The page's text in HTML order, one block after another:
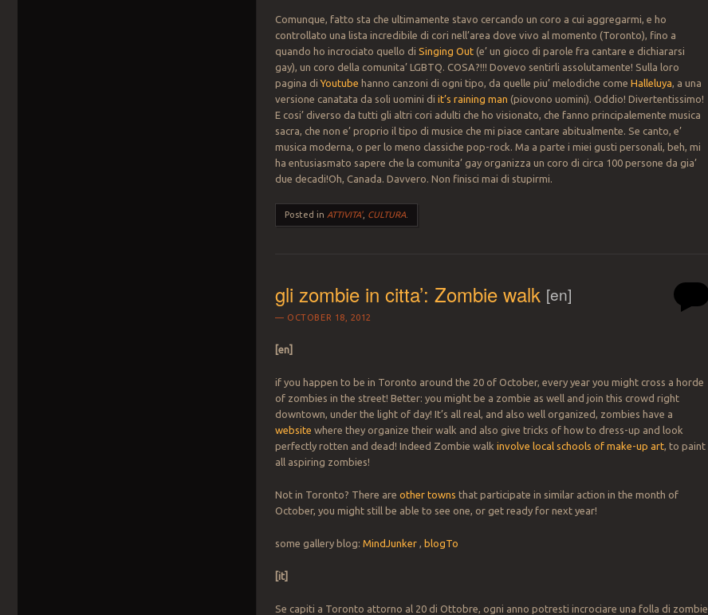
Comunque, fatto sta che ultimamente stavo cercando un coro a cui aggregarmi, e ho
controllato una lista incredibile di cori nell’area dove vivo al momento (Toronto), fino a
quando ho incrociato quello diSinging Out (e’ un gioco di parole fra cantare e dichiararsi
gay), un coro della comunita’ LGBTQ. COSA?!!! Dovevo sentirli assolutamente! Sulla loro
pagina diYoutube hanno canzoni di ogni tipo, da quelle piu’ melodiche comeHalleluya, a una
versione canatata da soli uomini diit’s raining man (piovono uomini). Oddio! Divertentissimo!
E cosi’ diverso da tutti gli altri cori adulti che ho visionato, che fanno principalemente musica
sacra, che non e’ proprio il tipo di musice che mi piace cantare abitualmente. Se canto, e’
musica moderna, o per lo meno classiche pop-rock. Ma a parte i miei gusti personali, beh, mi
ha entusiasmato sapere che la comunita’ gay organizza un coro di circa 100 persone da gia’
due decadi!Oh, Canada. Davvero. Non finisci mai di stupirmi.
Posted in ATTIVITA', CULTURA
gli zombie in citta’: Zombie walk [en]
OCTOBER 18, 2012
[en]
if you happen to be in Toronto around the 20 of October, every year you might cross a horde
of zombies in the street! Better: you might be a zombie as well and join this crowd right
downtown, under the light of day! It’s all real, and also well organized, zombies have a
website where they organize their walk and also give tricks of how to dress-up and look
perfectly rotten and dead! Indeed Zombie walkinvolve local schools of make-up art , to paint
all aspiring zombies!
Not in Toronto? There areother towns that participate in similar action in the month of
October, you might still be able to see one, or get ready for next year!
some gallery blog:MindJunker ,blogTo
[it]
Se capiti a Toronto attorno al 20 di Ottobre, ogni anno potresti incrociare una folla di zombie